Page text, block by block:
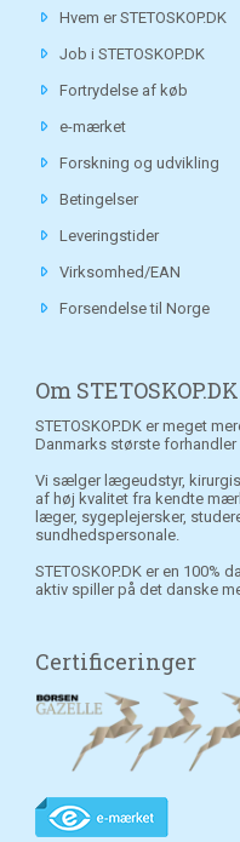
Hvem er STETOSKOP.DK
Job i STETOSKOP.DK
Fortrydelse af køb
e-mærket
Forskning og udvikling
Betingelser
Leveringstider
Virksomhed/EAN
Forsendelse til Norge
Om STETOSKOP.DK
STETOSKOP.DK er meget
Danmarks største forhandler
Vi sælger lægeudstyr,
af høj kvalitet fra kendte
læger, sygeplejersker,
sundhedspersonale.
STETOSKOP.DK er en
aktiv spiller på det danske
Certificeringer